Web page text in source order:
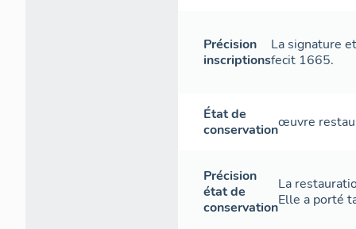
Précision
inscriptions
La signature
fecit 1665.
État de
conservationœuvre
Précision
état de
conservation
La
Elle a porté